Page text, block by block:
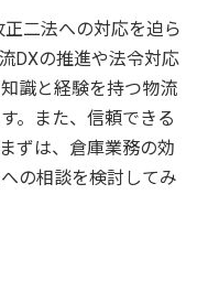
二法への対応を迫ら
DXの推進や法令対応
識と経験を持つ物流
。また、信頼できる
ずは、倉庫業務の効
の相談を検討してみ